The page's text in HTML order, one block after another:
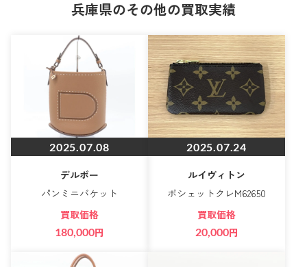
兵庫県のその他の買取実績
2025.07.08
デルボー
パンミニバケット
買取価格
180,000円
2025.07.24
ルイヴィトン
ポシェットクレM62650
買取価格
20,000円